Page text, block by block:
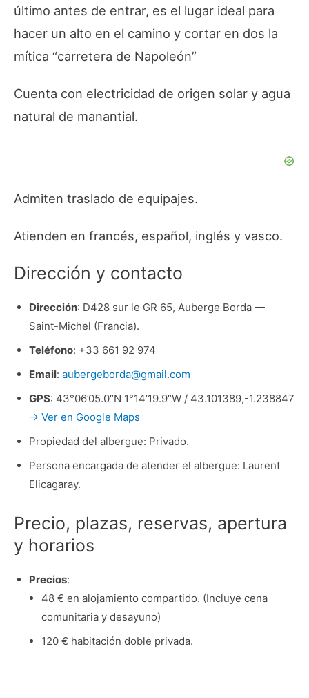
último antes de entrar, es el lugar ideal para
hacer un alto en el camino y cortar en dos la
mítica “carretera de Napoleón”
Cuenta con electricidad de origen solar y agua
natural de manantial.
Admiten traslado de equipajes.
Atienden en francés, español, inglés y vasco.
Dirección y contacto
Dirección: D428 sur le GR 65, Auberge Borda —
Saint-Michel (Francia).
Teléfono: +33 661 92 974
Email: aubergeborda@gmail.com
GPS: 43°06’05.0″N 1°14’19.9″W / 43.101389,-1.238847
→ Ver en Google Maps
Propiedad del albergue: Privado.
Persona encargada de atender el albergue: Laurent
Elicagaray.
Precio, plazas, reservas, apertura
y horarios
Precios:
48 € en alojamiento compartido. (Incluye cena
comunitaria y desayuno)
120 € habitación doble privada.